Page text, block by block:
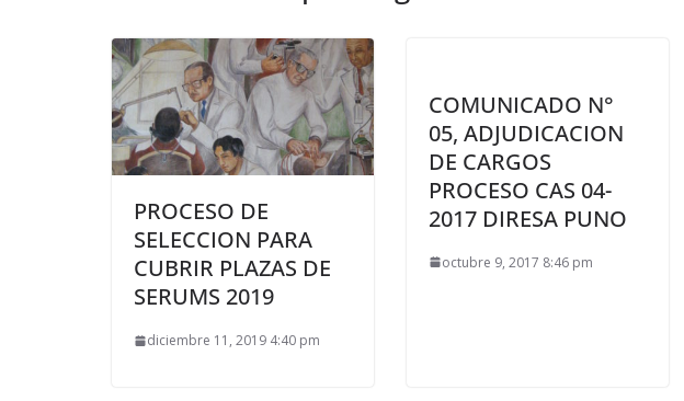
PROCESO DE
SELECCION PARA
CUBRIR PLAZAS DE
SERUMS 2019
diciembre 11, 2019 4:40 pm
COMUNICADO N°
05, ADJUDICACION
DE CARGOS
PROCESO CAS 04-
2017 DIRESA PUNO
octubre 9, 2017 8:46 pm